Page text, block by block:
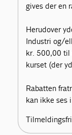
gives der en
Herudover
Industri og/
kr. 500,00 til
kurset (der
Rabatten
kan ikke ses